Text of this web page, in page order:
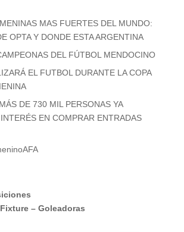
MAS FUERTES DEL MUNDO:
OPTA Y DONDE ESTA ARGENTINA
DEL FÚTBOL MENDOCINO
EL FUTBOL DURANTE LA COPA
DE 730 MIL PERSONAS YA
EN COMPRAR ENTRADAS
Fixture– Goleadoras